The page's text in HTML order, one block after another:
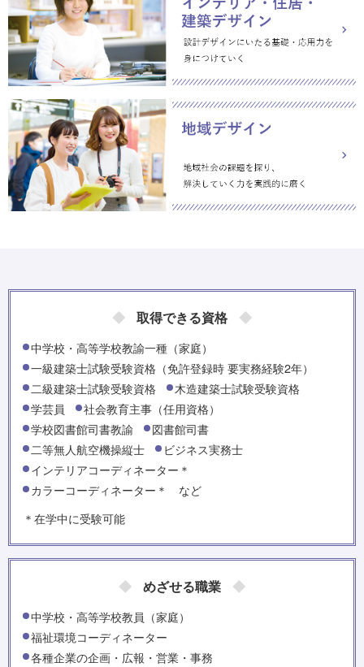
取得できる資格
中学校・高等学校教諭一種（家庭）
一級建築士試験受験資格（免許登録時 要実務経験2年）
二級建築士試験受験資格
木造建築士試験受験資格
学芸員
社会教育主事（任用資格）
学校図書館司書教諭
図書館司書
二等無人航空機操縦士
ビジネス実務士
インテリアコーディネーター＊
カラーコーディネーター＊ など
＊在学中に受験可能
めざせる職業
中学校・高等学校教員（家庭）
福祉環境コーディネーター
各種企業の企画・広報・営業・事務